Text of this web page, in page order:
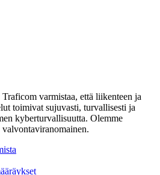
varmistaa, että liikenteen ja
toimivat sujuvasti, turvallisesti ja
kyberturvallisuutta. Olemme